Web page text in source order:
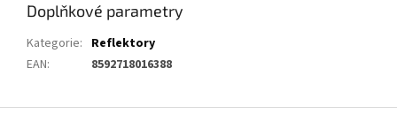
Doplňkové parametry
Kategorie: Reflektory
EAN: 8592718016388